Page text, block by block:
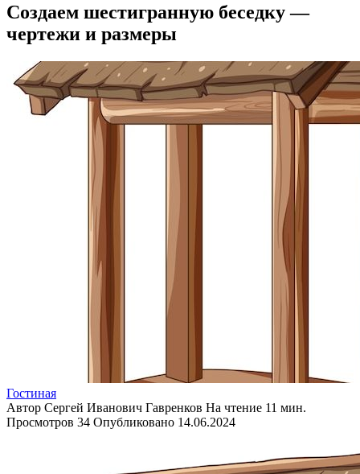
Создаем шестигранную беседку —
чертежи и размеры
Гостиная
Автор Сергей Иванович Гавренков На чтение 11 мин.
Просмотров 34 Опубликовано 14.06.2024